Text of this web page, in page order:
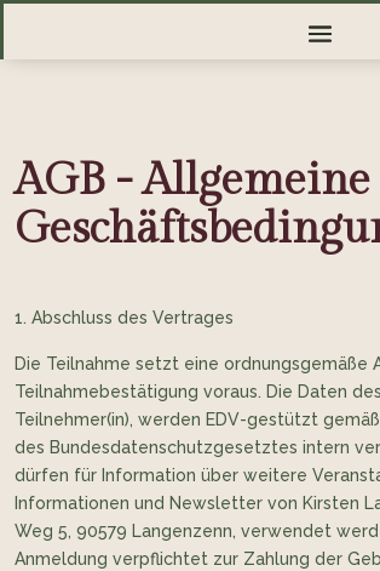
AGB - Allgemeine
Abschluss des Vertrages
Die Teilnahme setzt eine ordnungsgemäße
Teilnahmebestätigung voraus. Die Daten
Teilnehmer(in), werden EDV-gestützt
des Bundesdatenschutzgesetztes intern
dürfen für Information über weitere
Informationen und Newsletter von Kirsten
Weg 5, 90579 Langenzenn, verwendet
Anmeldung verpflichtet zur Zahlung der